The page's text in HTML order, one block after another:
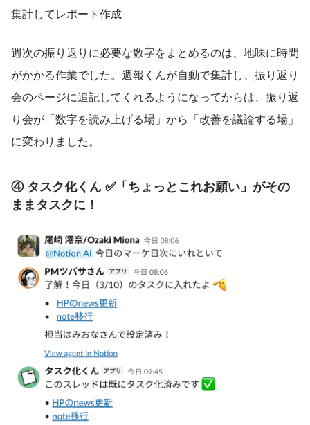
集計してレポート作成
週次の振り返りに必要な数字をまとめるのは、地味に時間
がかかる作業でした。週報くんが自動で集計し、振り返り
会のページに追記してくれるようになってからは、振り返
り会が「数字を読み上げる場」から「改善を議論する場」
に変わりました。
④ タスク化くん ✅「ちょっとこれお願い」がその
ままタスクに！